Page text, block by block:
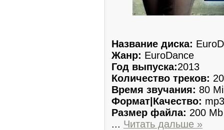
Название диска:
Жанр: EuroDance
Год выпуска:2013
Количество треков: 20
Время звучания: 80
Формат|Качество:
Размер файла: 200 Mb
... Читать дальше »